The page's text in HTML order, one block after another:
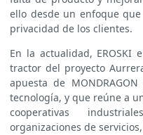
ello desde un enfoque
privacidad de los clientes.
En la actualidad, EROSKI
tractor del proyecto
apuesta de
tecnología, y que reúne a
cooperativas
organizaciones de